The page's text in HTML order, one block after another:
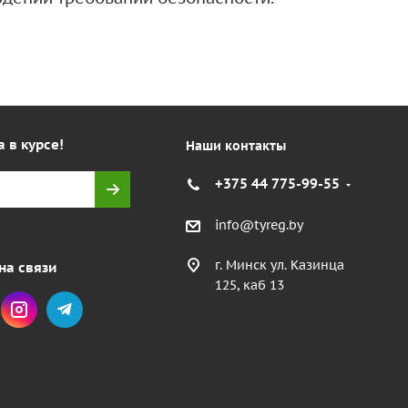
в курсе!
связи
Наши контакты
+375 44 775-99-55
info@tyreg.by
г. Минск ул. Казинца
125, каб 13